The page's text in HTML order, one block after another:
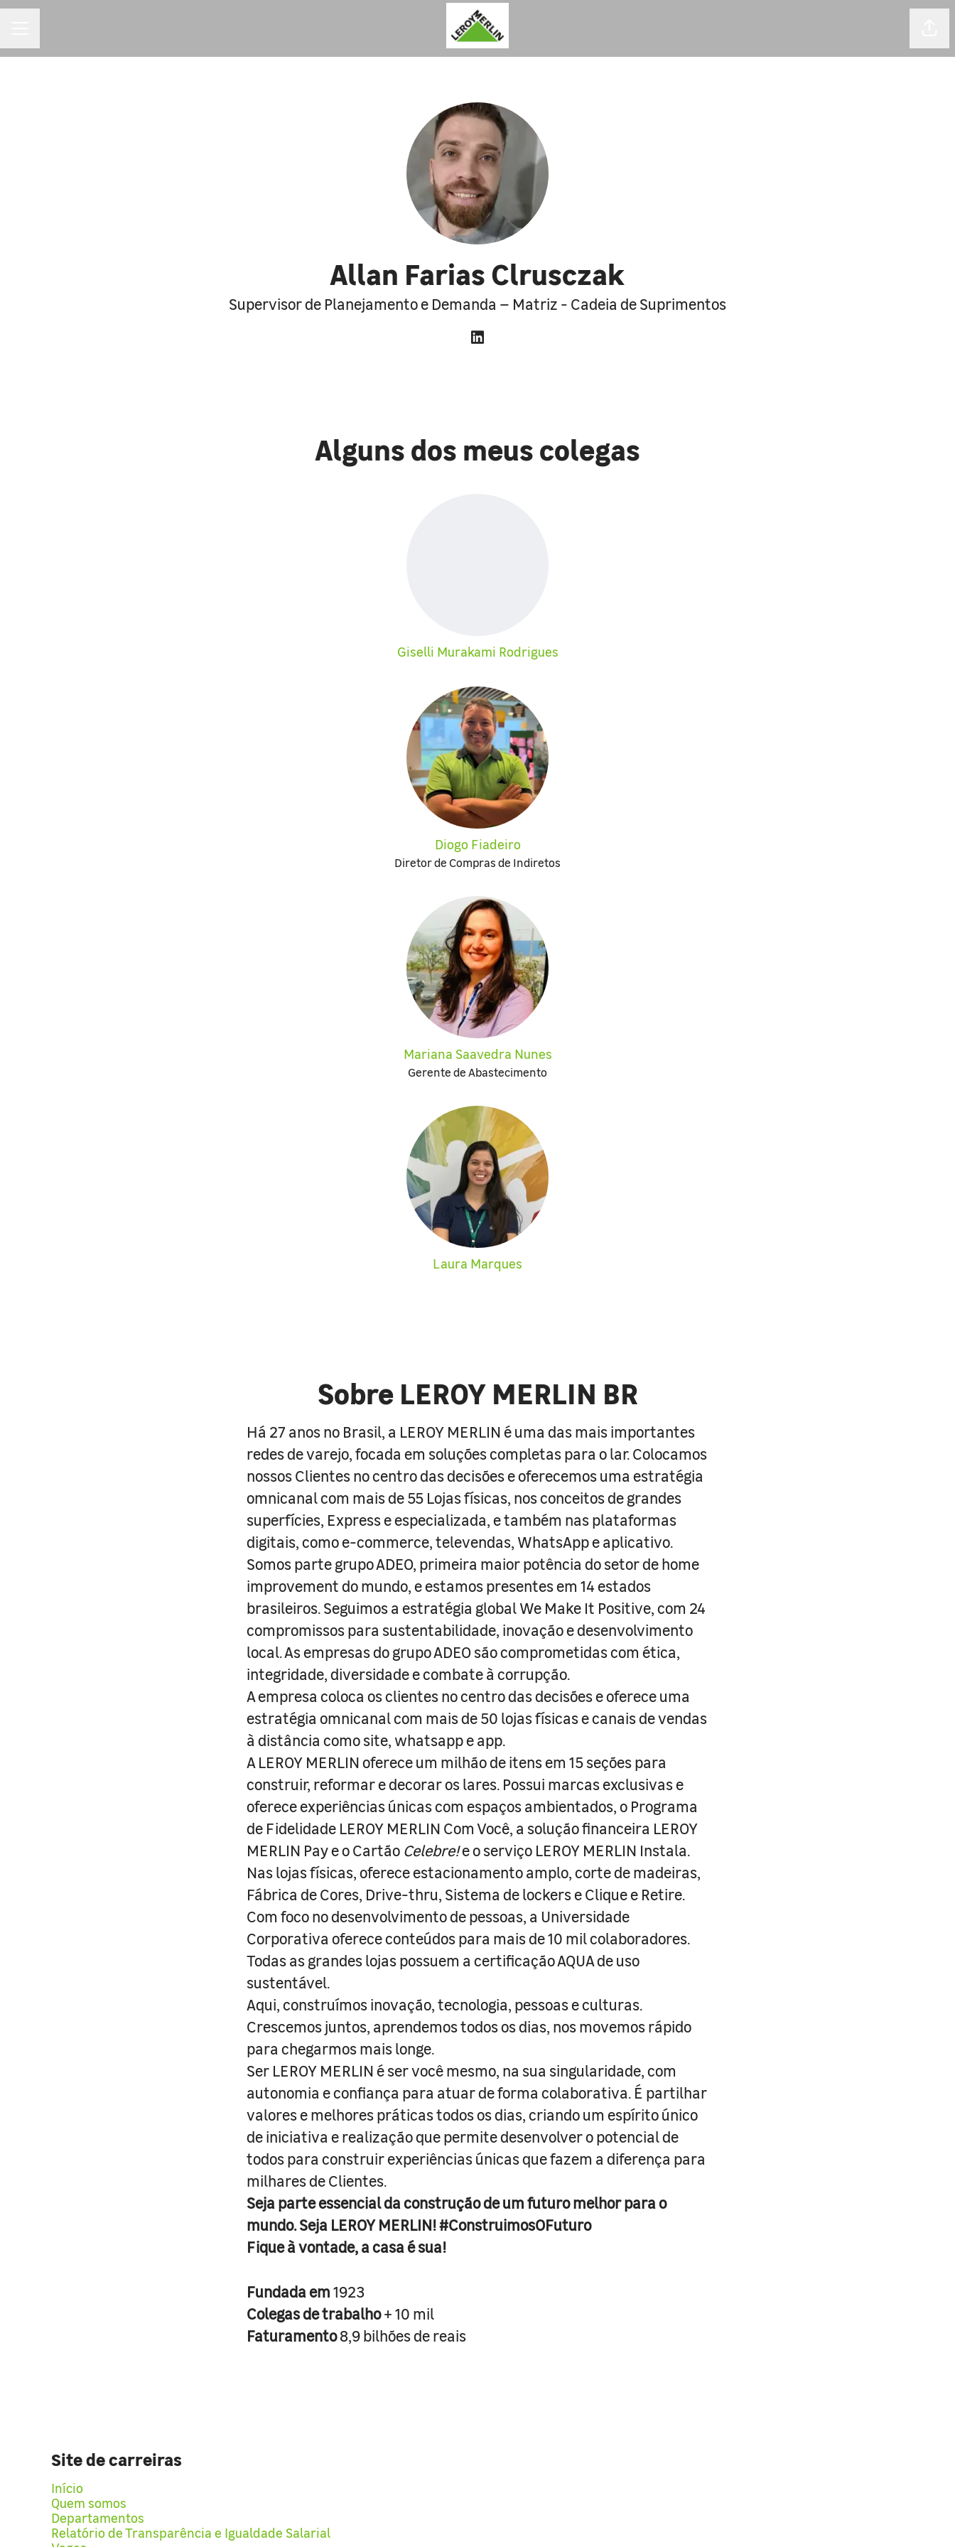
Allan Farias Clrusczak
Supervisor de Planejamento e Demanda – Matriz - Cadeia de Suprimentos
Alguns dos meus colegas
Giselli Murakami Rodrigues
Diogo Fiadeiro
Diretor de Compras de Indiretos
Mariana Saavedra Nunes
Gerente de Abastecimento
Laura Marques
Sobre LEROY MERLIN BR
Há 27 anos no Brasil, a LEROY MERLIN é uma das mais importantes
redes de varejo, focada em soluções completas para o lar. Colocamos
nossos Clientes no centro das decisões e oferecemos uma estratégia
omnicanal com mais de 55 Lojas físicas, nos conceitos de grandes
superfícies, Express e especializada, e também nas plataformas
digitais, como e-commerce, televendas, WhatsApp e aplicativo.
Somos parte grupo ADEO, primeira maior potência do setor de home
improvement do mundo, e estamos presentes em 14 estados
brasileiros. Seguimos a estratégia global We Make It Positive, com 24
compromissos para sustentabilidade, inovação e desenvolvimento
local. As empresas do grupo ADEO são comprometidas com ética,
integridade, diversidade e combate à corrupção.
A empresa coloca os clientes no centro das decisões e oferece uma
estratégia omnicanal com mais de 50 lojas físicas e canais de vendas
à distância como site, whatsapp e app.
A LEROY MERLIN oferece um milhão de itens em 15 seções para
construir, reformar e decorar os lares. Possui marcas exclusivas e
oferece experiências únicas com espaços ambientados, o Programa
de Fidelidade LEROY MERLIN Com Você, a solução financeira LEROY
MERLIN Pay e o Cartão Celebre!e o serviço LEROY MERLIN Instala.
Nas lojas físicas, oferece estacionamento amplo, corte de madeiras,
Fábrica de Cores, Drive-thru, Sistema de lockers e Clique e Retire.
Com foco no desenvolvimento de pessoas, a Universidade
Corporativa oferece conteúdos para mais de 10 mil colaboradores.
Todas as grandes lojas possuem a certificação AQUA de uso
sustentável.
Aqui, construímos inovação, tecnologia, pessoas e culturas.
Crescemos juntos, aprendemos todos os dias, nos movemos rápido
para chegarmos mais longe.
Ser LEROY MERLIN é ser você mesmo, na sua singularidade, com
autonomia e confiança para atuar de forma colaborativa. É partilhar
valores e melhores práticas todos os dias, criando um espírito único
de iniciativa e realização que permite desenvolver o potencial de
todos para construir experiências únicas que fazem a diferença para
milhares de Clientes.
Seja parte essencial da construção de um futuro melhor para o
mundo. Seja LEROY MERLIN! #ConstruimosOFuturo
Fique à vontade, a casa é sua!
Fundada em1923
Colegas de trabalho+ 10 mil
Faturamento8,9 bilhões de reais
Site de carreiras
Início
Quem somos
Departamentos
Relatório de Transparência e Igualdade Salarial